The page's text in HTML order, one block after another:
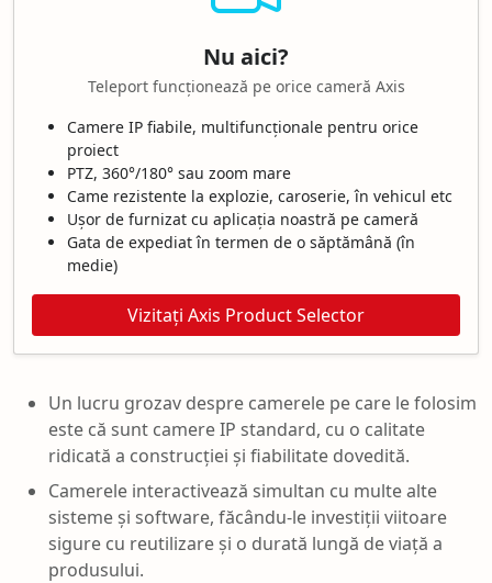
Nu aici?
Teleport funcționează pe orice cameră Axis
Camere IP fiabile, multifuncționale pentru orice
proiect
PTZ, 360°/180° sau zoom mare
Came rezistente la explozie, caroserie, în vehicul etc
Ușor de furnizat cu aplicația noastră pe cameră
Gata de expediat în termen de o săptămână (în
medie)
Vizitați Axis Product Selector
Un lucru grozav despre camerele pe care le folosim
este că sunt camere IP standard, cu o calitate
ridicată a construcției și fiabilitate dovedită.
Camerele interactivează simultan cu multe alte
sisteme și software, făcându-le investiții viitoare
sigure cu reutilizare și o durată lungă de viață a
produsului.